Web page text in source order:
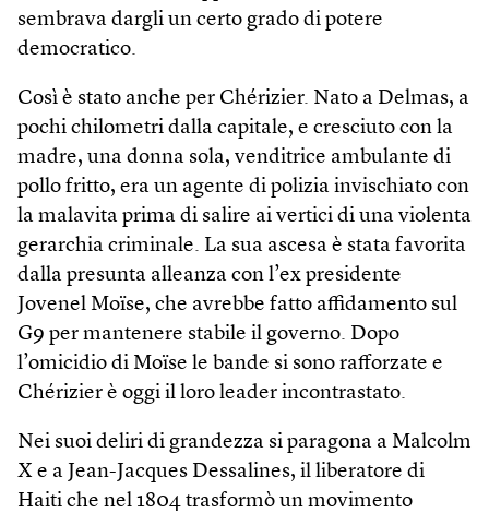
sembrava dargli un certo grado di potere
democratico.
Così è stato anche per Chérizier. Nato a Delmas, a
pochi chilometri dalla capitale, e cresciuto con la
madre, una donna sola, venditrice ambulante di
pollo fritto, era un agente di polizia invischiato con
la malavita prima di salire ai vertici di una violenta
gerarchia criminale. La sua ascesa è stata favorita
dalla presunta alleanza con l’ex presidente
Jovenel Moïse, che avrebbe fatto affidamento sul
G9 per mantenere stabile il governo. Dopo
l’omicidio di Moïse le bande si sono rafforzate e
Chérizier è oggi il loro leader incontrastato.
Nei suoi deliri di grandezza si paragona a Malcolm
X e a Jean-Jacques Dessalines, il liberatore di
Haiti che nel 1804 trasformò un movimento